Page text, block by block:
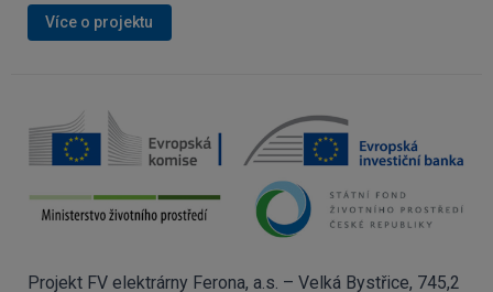
Více o projektu
Projekt FV elektrárny Ferona, a.s. – Velká Bystřice, 745,2